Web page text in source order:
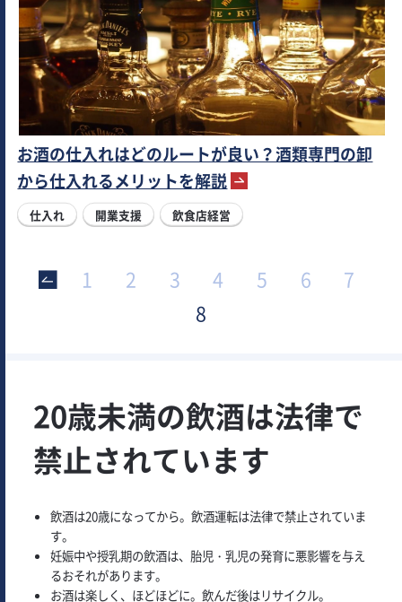
お酒の仕入れはどのルートが良い？酒類専門の卸
から仕入れるメリットを解説
仕入れ 開業支援 飲食店経営
1 2 3 4 5 6
7
8
20歳未満の飲酒は法律で
禁止されています
飲酒は20歳になってから。飲酒運転は法律で禁止されていま
す。
妊娠中や授乳期の飲酒は、胎児・乳児の発育に悪影響を与え
るおそれがあります。
お酒は楽しく、ほどほどに。飲んだ後はリサイクル。